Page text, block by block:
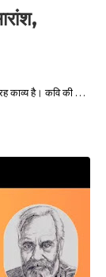
काव्य है। कवि की …